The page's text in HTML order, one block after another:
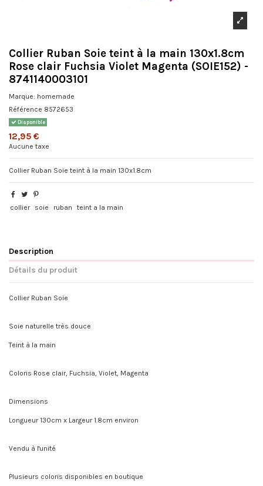
Collier Ruban Soie teint à la main 130x1.8cm
Rose clair Fuchsia Violet Magenta (SOIE152) -
8741140003101
Marque: homemade
Référence 8572653
Disponible
12,95 €
Aucune taxe
Collier Ruban Soie teint à la main 130x1.8cm
collier soie ruban teint a la main
Description
Détails du produit
Collier Ruban Soie
Soie naturelle très douce
Teint à la main
Coloris Rose clair, Fuchsia, Violet, Magenta
Dimensions
Longueur 130cm x Largeur 1.8cm environ
Vendu à l'unité
Plusieurs coloris disponibles en boutique